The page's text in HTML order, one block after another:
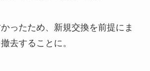
ったため、新規交換を前提にま
去することに。